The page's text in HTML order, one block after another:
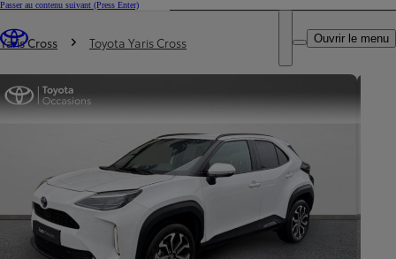
Passer au contenu suivant (Press Enter)
Trouvez un partenaire Toyota
DEALER NAME
Ouvrir le menu
Vous êtes ici
Yaris Cross Toyota Yaris Cross